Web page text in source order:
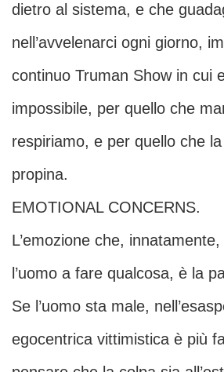
dietro al sistema, e che
nell’avvelenarci ogni giorno,
continuo Truman Show in cui
impossibile, per quello che
respiriamo, e per quello che
propina.
EMOTIONAL CONCERNS.
L’emozione che,
l’uomo a fare qualcosa, è la
Se l’uomo sta male,
egocentrica vittimistica è più